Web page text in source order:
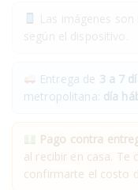
Entrega de 3 a 7
metropolitana: día
Pago contra
al recibir en casa. Te
confirmarte el costo